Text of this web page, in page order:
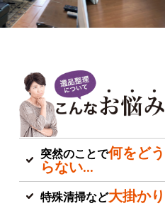
突然のことで何をど
らない…
特殊清掃など大掛か